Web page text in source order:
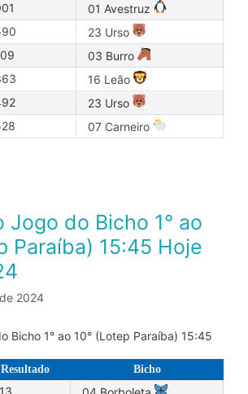
01 Avestruz
23 Urso
03 Burro
16 Leão
23 Urso
07 Carneiro
Jogo do Bicho 1° ao
Paraíba) 15:45 Hoje
2024
Bicho 1° ao 10° (Lotep Paraíba) 15:45
Resultado Bicho